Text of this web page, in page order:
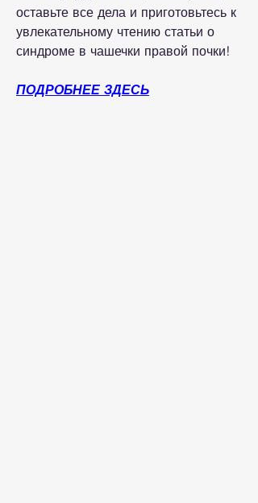
оставьте все дела и приготовьтесь к
увлекательному чтению статьи о
синдроме в чашечки правой почки!
ПОДРОБНЕЕ ЗДЕСЬ